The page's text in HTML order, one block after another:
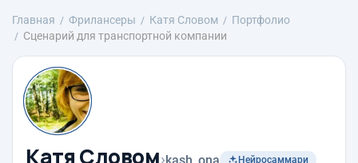
Главная Фрилансеры Катя Словом
Портфолио
Сценарий для транспортной компании
Катя Словом› Нейросаммари